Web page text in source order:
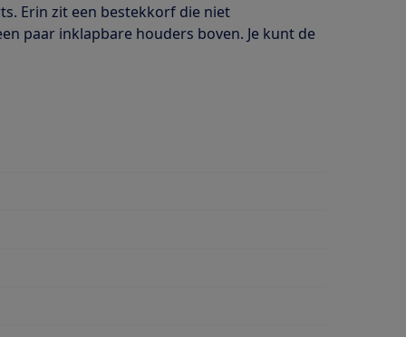
Erin zit een bestekkorf die niet
paar inklapbare houders boven. Je kunt de